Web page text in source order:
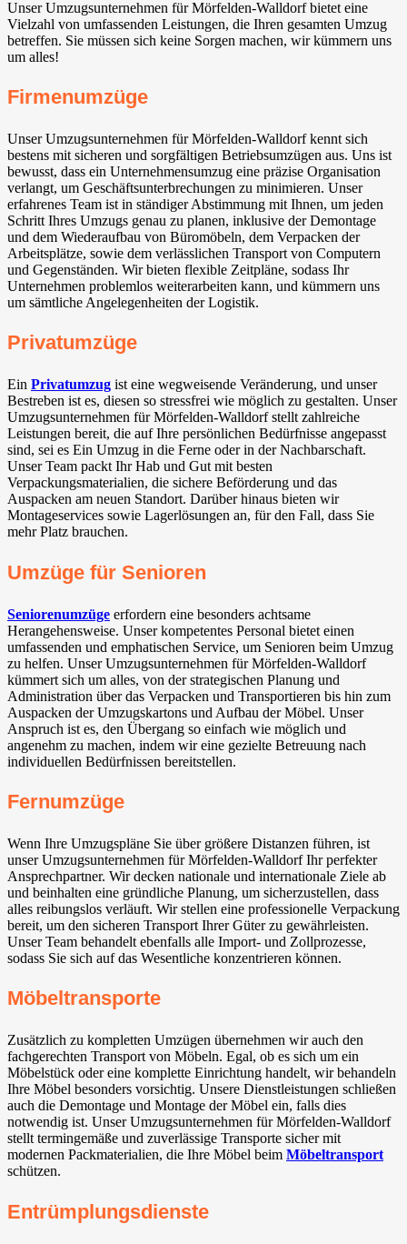
Unser Umzugsunternehmen für Mörfelden-Walldorf⁠ bietet eine
Vielzahl von umfassenden Leistungen, die Ihren gesamten Umzug
betreffen. Sie müssen sich keine Sorgen machen, wir kümmern uns
um alles!
Firmenumzüge
Unser Umzugsunternehmen für Mörfelden-Walldorf⁠ kennt sich
bestens mit sicheren und sorgfältigen Betriebsumzügen aus. Uns ist
bewusst, dass ein Unternehmensumzug eine präzise Organisation
verlangt, um Geschäftsunterbrechungen zu minimieren. Unser
erfahrenes Team ist in ständiger Abstimmung mit Ihnen, um jeden
Schritt Ihres Umzugs genau zu planen, inklusive der Demontage
und dem Wiederaufbau von Büromöbeln, dem Verpacken der
Arbeitsplätze, sowie dem verlässlichen Transport von Computern
und Gegenständen. Wir bieten flexible Zeitpläne, sodass Ihr
Unternehmen problemlos weiterarbeiten kann, und kümmern uns
um sämtliche Angelegenheiten der Logistik.
Privatumzüge
Ein Privatumzug ist eine wegweisende Veränderung, und unser
Bestreben ist es, diesen so stressfrei wie möglich zu gestalten. Unser
Umzugsunternehmen für Mörfelden-Walldorf⁠ stellt zahlreiche
Leistungen bereit, die auf Ihre persönlichen Bedürfnisse angepasst
sind, sei es Ein Umzug in die Ferne oder in der Nachbarschaft.
Unser Team packt Ihr Hab und Gut mit besten
Verpackungsmaterialien, die sichere Beförderung und das
Auspacken am neuen Standort. Darüber hinaus bieten wir
Montageservices sowie Lagerlösungen an, für den Fall, dass Sie
mehr Platz brauchen.
Umzüge für Senioren
Seniorenumzüge erfordern eine besonders achtsame
Herangehensweise. Unser kompetentes Personal bietet einen
umfassenden und emphatischen Service, um Senioren beim Umzug
zu helfen. Unser Umzugsunternehmen für Mörfelden-Walldorf⁠
kümmert sich um alles, von der strategischen Planung und
Administration über das Verpacken und Transportieren bis hin zum
Auspacken der Umzugskartons und Aufbau der Möbel. Unser
Anspruch ist es, den Übergang so einfach wie möglich und
angenehm zu machen, indem wir eine gezielte Betreuung nach
individuellen Bedürfnissen bereitstellen.
Fernumzüge
Wenn Ihre Umzugspläne Sie über größere Distanzen führen, ist
unser Umzugsunternehmen für Mörfelden-Walldorf⁠ Ihr perfekter
Ansprechpartner. Wir decken nationale und internationale Ziele ab
und beinhalten eine gründliche Planung, um sicherzustellen, dass
alles reibungslos verläuft. Wir stellen eine professionelle Verpackung
bereit, um den sicheren Transport Ihrer Güter zu gewährleisten.
Unser Team behandelt ebenfalls alle Import- und Zollprozesse,
sodass Sie sich auf das Wesentliche konzentrieren können.
Möbeltransporte
Zusätzlich zu kompletten Umzügen übernehmen wir auch den
fachgerechten Transport von Möbeln. Egal, ob es sich um ein
Möbelstück oder eine komplette Einrichtung handelt, wir behandeln
Ihre Möbel besonders vorsichtig. Unsere Dienstleistungen schließen
auch die Demontage und Montage der Möbel ein, falls dies
notwendig ist. Unser Umzugsunternehmen für Mörfelden-Walldorf⁠
stellt termingemäße und zuverlässige Transporte sicher mit
modernen Packmaterialien, die Ihre Möbel beim Möbeltransport
schützen.
Entrümplungsdienste